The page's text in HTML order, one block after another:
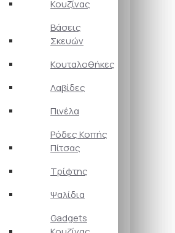
Κουζίνας
Βάσεις
Σκευών
Κουταλοθήκες
Λαβίδες
Πινέλα
Ρόδες Κοπής
Πίτσας
Τρίφτης
Ψαλίδια
Gadgets